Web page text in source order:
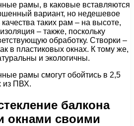
рамы, в каковые вставляются
вариант, но недешевое
таких рам – на высоте,
– также, поскольку
обработку. Створки –
в пластиковых окнах. К тому же,
и экологичны.
рамы смогут обойтись в 2,5
из ПВХ.
балкона
окнами своими